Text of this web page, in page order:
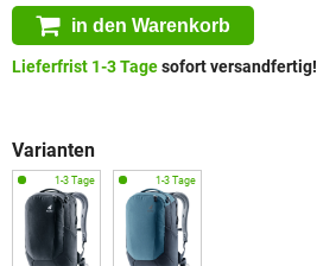
in den Warenkorb
Lieferfrist 1-3 Tagesofort versandfertig!
Varianten